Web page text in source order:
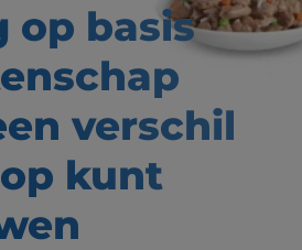
op basis
verschil
kunt